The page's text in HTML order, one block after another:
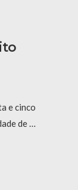
e cinco
de …